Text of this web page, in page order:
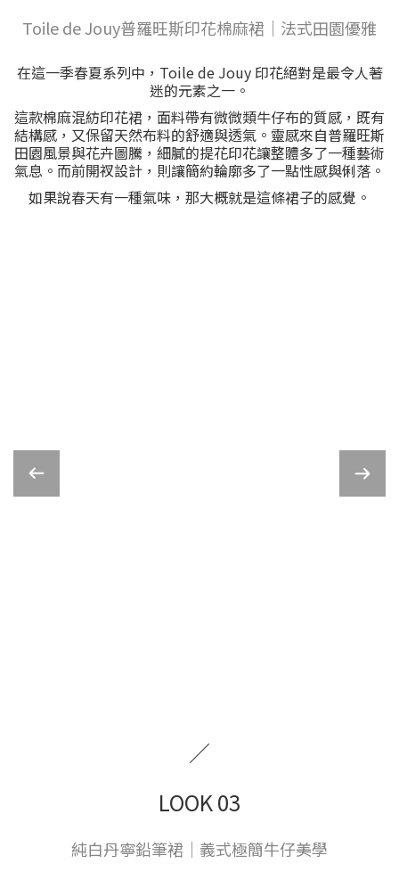
Toile de Jouy普羅旺斯印花棉麻裙｜法式田園優雅
在這一季春夏系列中，Toile de Jouy 印花絕對是最令人著
迷的元素之一。
這款棉麻混紡印花裙，面料帶有微微類牛仔布的質感，既有
結構感，又保留天然布料的舒適與透氣。靈感來自普羅旺斯
田園風景與花卉圖騰，細膩的提花印花讓整體多了一種藝術
氣息。而前開衩設計，則讓簡約輪廓多了一點性感與俐落。
如果說春天有一種氣味，那大概就是這條裙子的感覺。
／
LOOK 03
純白丹寧鉛筆裙｜義式極簡牛仔美學